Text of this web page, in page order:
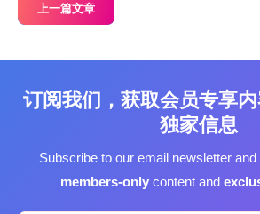
上一篇文章
订阅我们，获取会员专享
独家信息
Subscribe to our email newsletter
members-onlycontent and